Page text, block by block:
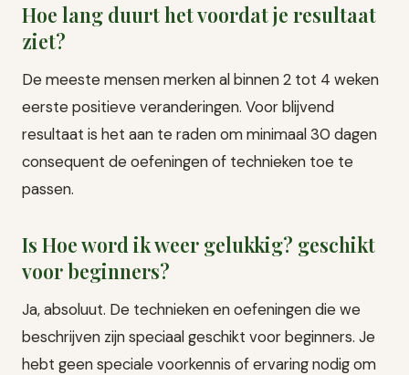
Hoe lang duurt het voordat je resultaat
ziet?
De meeste mensen merken al binnen 2 tot 4 weken
eerste positieve veranderingen. Voor blijvend
resultaat is het aan te raden om minimaal 30 dagen
consequent de oefeningen of technieken toe te
passen.
Is Hoe word ik weer gelukkig? geschikt
voor beginners?
Ja, absoluut. De technieken en oefeningen die we
beschrijven zijn speciaal geschikt voor beginners. Je
hebt geen speciale voorkennis of ervaring nodig om